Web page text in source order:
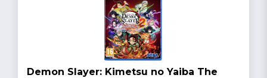
Demon Slayer: Kimetsu no Yaiba The